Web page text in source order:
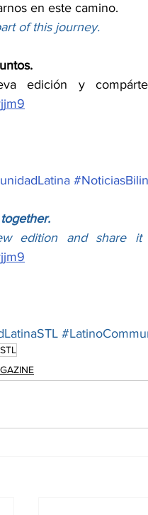
en este camino.
of this journey.